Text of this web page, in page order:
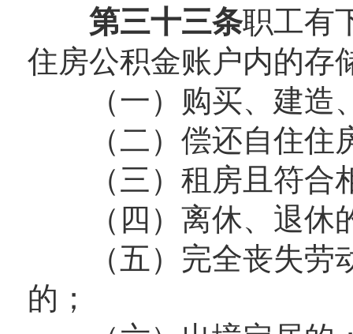
第三十三条职工有
住房公积金账户内的存
（一）购买、建造
（二）偿还自住住
（三）租房且符合
（四）离休、退休
（五）完全丧失劳动
的；